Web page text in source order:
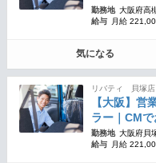
勤務地 大阪府高
給与
月給
気になる
リバティ 貝塚店
【大阪】
ラー｜CM
勤務地 大阪府貝
給与
月給